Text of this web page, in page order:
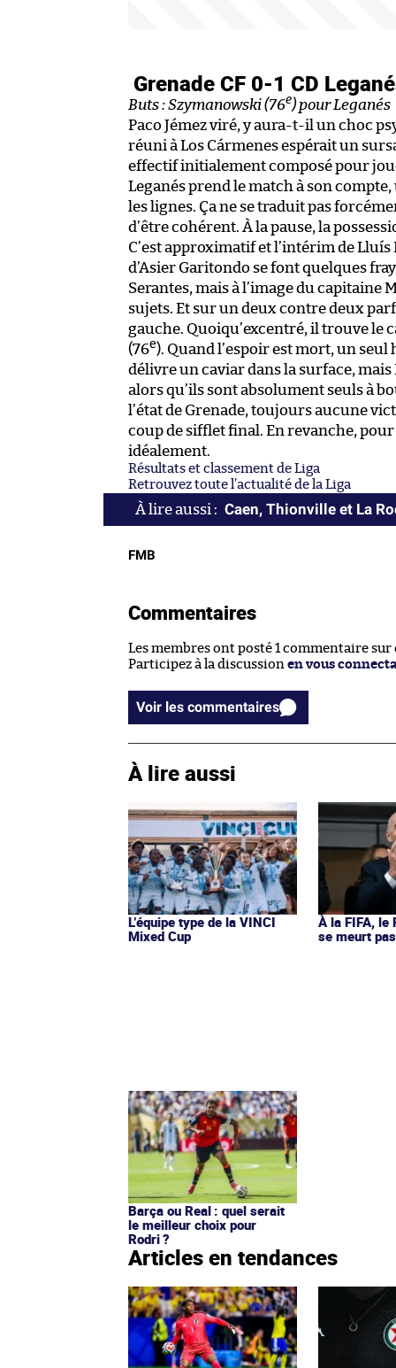
Grenade CF 0-1 CD
Buts : Szymanowski (76e) pour Leganés
Paco Jémez viré, y aura-t-il un choc
réuni à Los Cármenes espérait un
effectif initialement composé pour
Leganés prend le match à son
les lignes. Ça ne se traduit pas
d’être cohérent. À la pause, la
C’est approximatif et l’intérim de
d’Asier Garitondo se font quelques
Serantes, mais à l’image du capitaine
sujets. Et sur un deux contre deux
gauche. Quoiqu’excentré, il trouve le
(76e). Quand l’espoir est mort, un
délivre un caviar dans la surface,
alors qu’ils sont absolument seuls à
l’état de Grenade, toujours aucune
coup de sifflet final. En revanche,
idéalement.
Résultats et classement de Liga
Retrouvez toute l’actualité de la Liga
Caen, Thionville et La
FMB
Commentaires
Les membres ont posté 1 commentaire sur
Participez à la discussion en vous
Voir les commentaires
À lire aussi
L’équipe type de la VINCI
Mixed Cup
À la FIFA, le
se meurt pas
Barça ou Real : quel serait
le meilleur choix pour
Rodri ?
Articles en tendances